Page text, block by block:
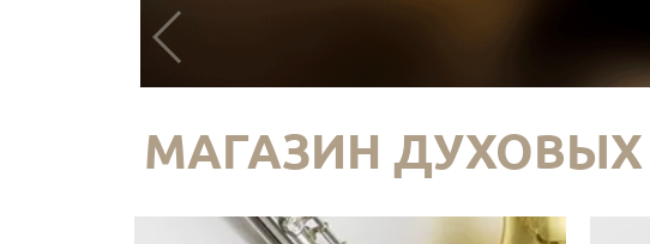
МАГАЗИН ДУХОВЫХ